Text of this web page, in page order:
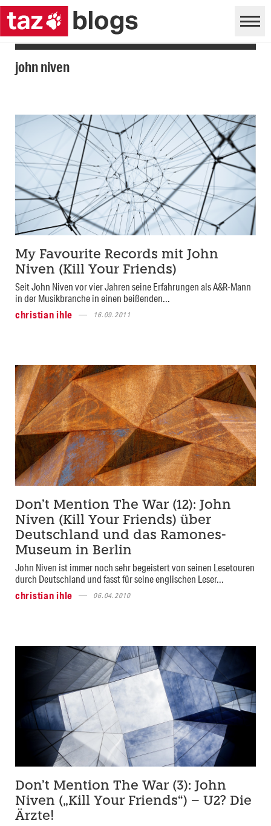
john niven
My Favourite Records mit John
Niven (Kill Your Friends)
Seit John Niven vor vier Jahren seine Erfahrungen als A&R-Mann
in der Musikbranche in einen beißenden...
christian ihle
16.09.2011
Don’t Mention The War (12): John
Niven (Kill Your Friends) über
Deutschland und das Ramones-
Museum in Berlin
John Niven ist immer noch sehr begeistert von seinen Lesetouren
durch Deutschland und fasst für seine englischen Leser...
christian ihle
06.04.2010
Don’t Mention The War (3): John
Niven („Kill Your Friends“) – U2? Die
Ärzte!